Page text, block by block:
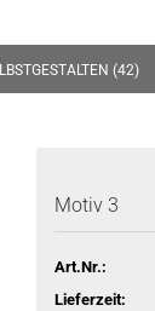
(42)
Motiv 3
Art.Nr.:
Lieferzeit: